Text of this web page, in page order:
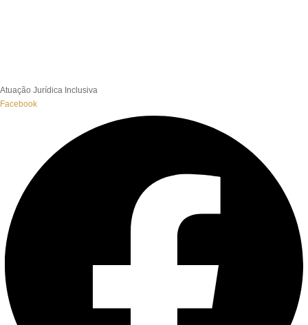
Atuação Jurídica Inclusiva
Facebook